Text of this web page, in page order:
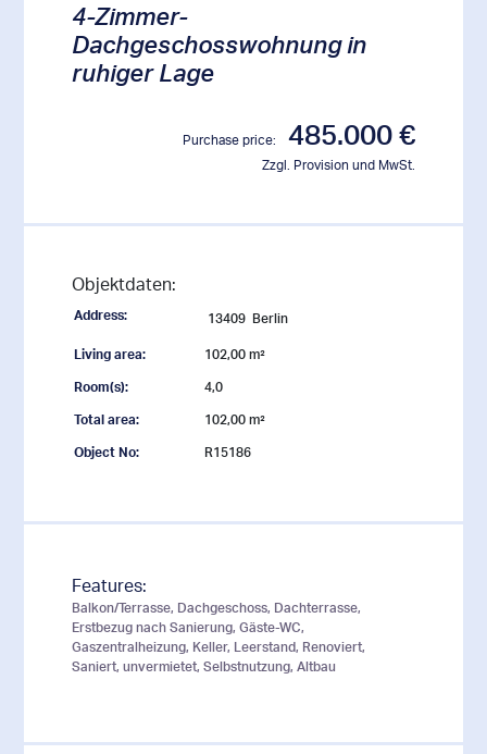
Purchase price: 485.000 €
Zzgl. Provision und MwSt.
4-Zimmer-
Dachgeschosswohnung in
ruhiger Lage
Objektdaten:
Address: 13409 Berlin
Living area:
102,00 m²
Room(s):
4,0
Total area:
102,00 m²
Object No:
R15186
Features:
Balkon/Terrasse, Dachgeschoss, Dachterrasse,
Erstbezug nach Sanierung, Gäste-WC,
Gaszentralheizung, Keller, Leerstand, Renoviert,
Saniert, unvermietet, Selbstnutzung, Altbau